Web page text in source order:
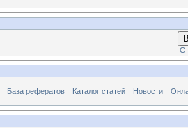
База рефератов Каталог статей Новости